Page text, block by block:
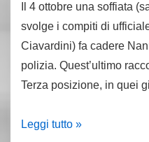
Il 4 ottobre una soffiata
svolge i compiti di
Ciavardini) fa cadere
polizia. Quest’ultimo
Terza posizione, in quei
4-
Leggi tutto »